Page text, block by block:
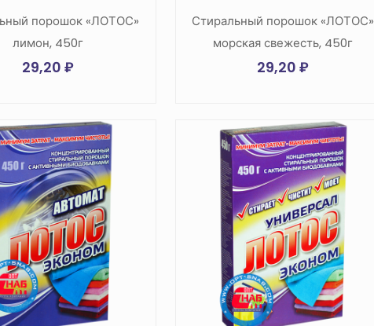
порошок «ЛОТОС»
лимон, 450г
29,20₽
Стиральный порошок «ЛОТОС»
морская свежесть, 450г
29,20₽